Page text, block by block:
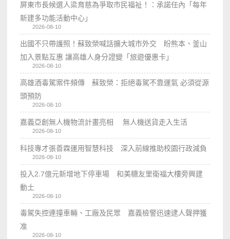
屏東市長候選人梁育慈為爭取市民福祉！：承諾任內「每年
新建多功能活動中心」
2026-08-10
出國不只帶護照！蘇致榮喊話擴大城市外交 盼熊本、釜山
加入景點互惠 讓高雄人身分證變「旅遊優惠卡」
2026-08-10
高雄酒毒駕案件頻傳 蘇致榮：拒絕毒駕不靠運氣 必須從源
頭預防
2026-08-10
嘉義亞創無人機物流計畫亮相 無人機送貨走入生活
2026-08-10
科技專才張善霖運用智慧科技 深入前線推助校園行政減負
2026-08-10
投入2.7億元新增地下停車場 和美糖友里衛福大樓旁興建
動土
2026-08-10
毒駕失控連撞車輛、工廠及民眾 嘉義檢警迅速逮人聲押獲
准
2026-08-10